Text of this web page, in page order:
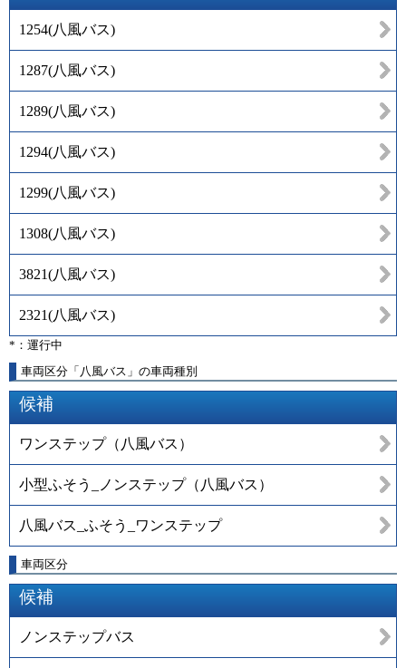
1254(八風バス)
1287(八風バス)
1289(八風バス)
1294(八風バス)
1299(八風バス)
1308(八風バス)
3821(八風バス)
2321(八風バス)
*：運行中
車両区分「八風バス」の車両種別
候補
ワンステップ（八風バス）
小型ふそう_ノンステップ（八風バス）
八風バス_ふそう_ワンステップ
車両区分
候補
ノンステップバス